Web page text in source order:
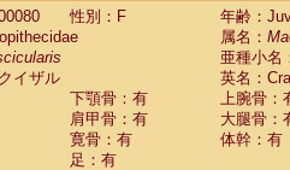
性別：F
年齢：
属名：
亜種小名
イザル
英名：
下顎骨：有
上腕骨：
肩甲骨：有
大腿骨：
寛骨：有
体幹：有
足：有